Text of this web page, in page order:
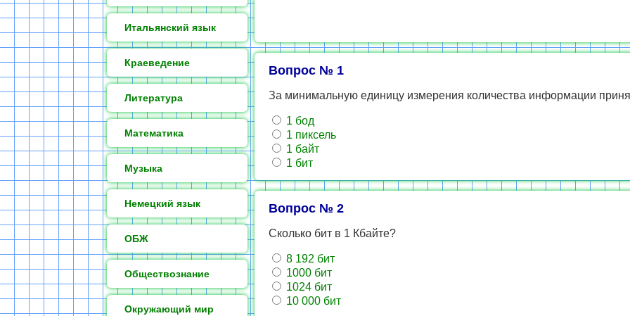
Итальянский язык
Краеведение
Литература
Математика
Музыка
Немецкий язык
ОБЖ
Обществознание
Окружающий мир
Вопрос № 1
За минимальную единицу измерения количества информации
1 бод
1 пиксель
1 байт
1 бит
Вопрос № 2
Сколько бит в 1 Кбайте?
8 192 бит
1000 бит
1024 бит
10 000 бит